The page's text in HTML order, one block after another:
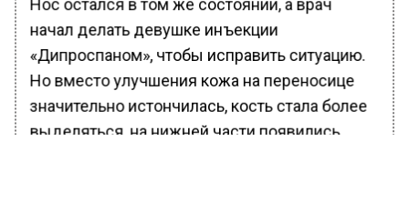
Нос остался в том же состоянии, а врач
начал делать девушке инъекции
«Дипроспаном», чтобы исправить ситуацию.
Но вместо улучшения кожа на переносице
значительно истончилась, кость стала более
выделяться, на нижней части появились